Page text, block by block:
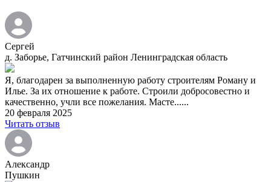
Сергей
д. Заборье, Гатчинский район Ленинградская область
Я, благодарен за выполненную работу строителям Роману и
Илье. За их отношение к работе. Строили добросовестно и
качественно, учли все пожелания. Масте......
20 февраля 2025
Читать отзыв
Александр
Пушкин